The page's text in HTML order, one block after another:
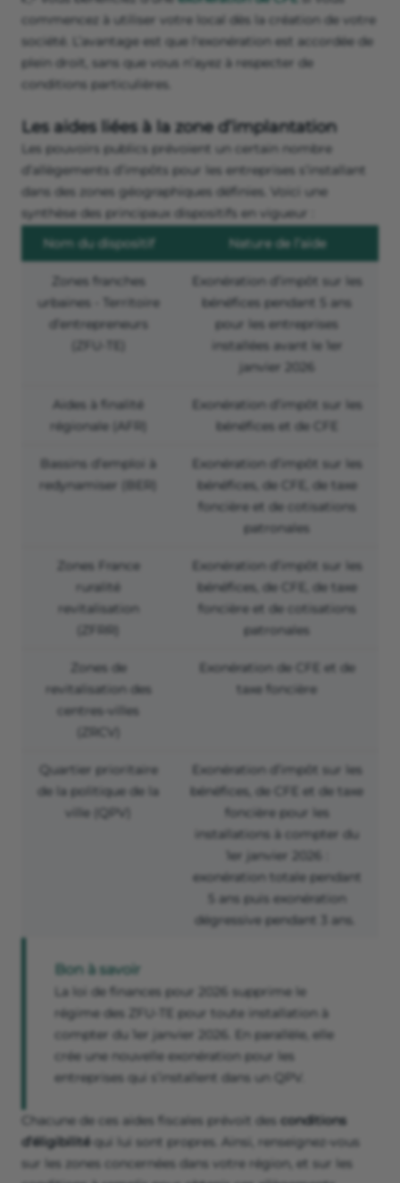
commencez à utiliser votre local dès la création de votre
société. L’avantage est que l'exonération est accordée de
plein droit, sans que vous n’ayez à respecter de
conditions particulières.
Les aides liées à la zone d’implantation
Les pouvoirs publics prévoient un certain nombre
d’allègements d’impôts pour les entreprises s’installant
dans des zones géographiques définies. Voici une
synthèse des principaux dispositifs en vigueur :
Nom du dispositif
Nature de l’aide
Zones franches
urbaines - Territoire
d’entrepreneurs
Exonération d’impôt sur les
bénéfices pendant 5 ans
pour les entreprises
installées avant le 1er
janvier 2026
Aides à finalité
régionale (AFR)
Exonération d’impôt sur les
bénéfices et de CFE
Bassins d’emploi à
redynamiser (BER)
Exonération d’impôt sur les
bénéfices, de CFE, de taxe
foncière et de cotisations
patronales
Zones France
ruralité
revitalisation
Exonération d’impôt sur les
bénéfices, de CFE, de taxe
foncière et de cotisations
patronales
Zones de
revitalisation des
centres-villes
(ZRCV)
Exonération de CFE et de
taxe foncière
Quartier prioritaire
de la politique de la
ville (QPV)
Exonération d’impôt sur les
bénéfices, de CFE et de taxe
foncière pour les
installations à compter du
1er
janvier 2026 :
exonération totale pendant
5 ans puis exonération
dégressive pendant 3 ans.
Bon à savoir
La loi de finances pour 2026 supprime le
régime des ZFU-TE pour toute installation à
compter du 1er janvier 2026. En parallèle, elle
crée une nouvelle exonération pour les
entreprises qui s’installent dans un QPV.
Chacune de ces aides fiscales prévoit des conditions
d’éligibilitéqui lui sont propres. Ainsi, renseignez-vous
sur les zones concernées dans votre région, et sur les